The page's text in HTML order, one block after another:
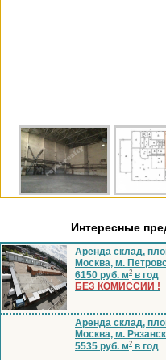
Интересные
Аренда склад,
Москва, м.
6150 руб. м2 в год
БЕЗ КОМИССИИ !
Аренда склад,
Москва, м.
5535 руб. м2 в год